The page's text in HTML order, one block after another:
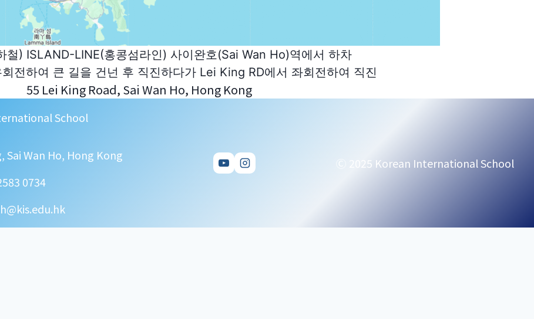
철) ISLAND-LINE(홍콩섬라인) 사이완호(Sai Wan Ho)역에서 하차
전하여 큰 길을 건넌 후 직진하다가 Lei King RD에서 좌회전하여 직진
55 Lei King Road, Sai Wan Ho, Hong Kong
School
Sai Wan Ho, Hong Kong
0734
Ⓒ 2025 Korean International School